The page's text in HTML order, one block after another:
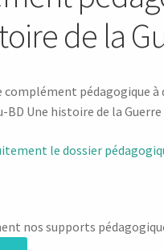
de la
pédagogique à
Une histoire de la Guerre
le dossier
nos supports